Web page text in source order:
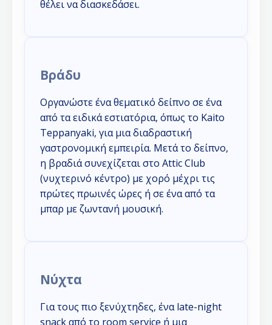
θέλει να διασκεδάσει.
Βράδυ
Οργανώστε ένα θεματικό δείπνο σε ένα
από τα ειδικά εστιατόρια, όπως το Kaito
Teppanyaki, για μια διαδραστική
γαστρονομική εμπειρία. Μετά το δείπνο,
η βραδιά συνεχίζεται στο Attic Club
(νυχτερινό κέντρο) με χορό μέχρι τις
πρώτες πρωινές ώρες ή σε ένα από τα
μπαρ με ζωντανή μουσική.
Νύχτα
Για τους πιο ξενύχτηδες, ένα late-night
snack από το room service ή μια